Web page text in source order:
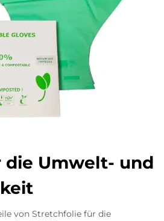
die Umwelt- und
von Stretchfolie für die